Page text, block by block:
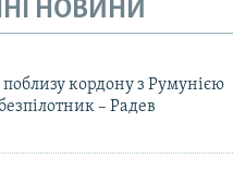
НОВИНИ
поблизу кордону з Румунією
– Радев